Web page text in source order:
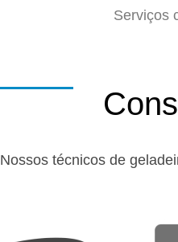
Serviços
Nossos técnicos de